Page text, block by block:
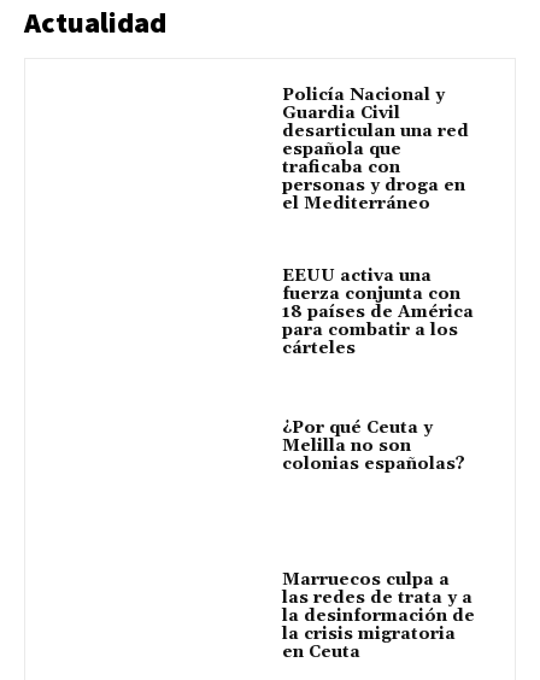
Actualidad
Policía Nacional y
Guardia Civil
desarticulan una red
española que
traficaba con
personas y droga en
el Mediterráneo
EEUU activa una
fuerza conjunta con
18 países de América
para combatir a los
cárteles
¿Por qué Ceuta y
Melilla no son
colonias españolas?
Marruecos culpa a
las redes de trata y a
la desinformación de
la crisis migratoria
en Ceuta